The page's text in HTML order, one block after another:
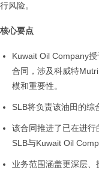
行风险。
核心要点
Kuwait Oil Company
合同，涉及科威特
模和重要性。
SLB将负责该油田的综
该合同推进了已在进行
SLB与Kuwait Oil
业务范围涵盖更深层